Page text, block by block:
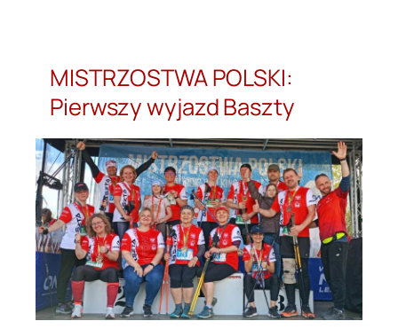
MISTRZOSTWA POLSKI:
Pierwszy wyjazd Baszty